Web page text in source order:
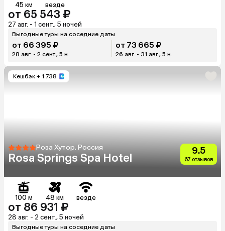
45 км везде
от 65 543 ₽
27 авг. - 1 сент., 5 ночей
Выгодные туры на соседние даты
от 66 395 ₽
28 авг. - 2 сент., 5 н.
от 73 665 ₽
26 авг. - 31 авг., 5 н.
Кешбэк + 1 738
Роза Хутор, Россия
Rosa Springs Spa Hotel
9.5
67 отзывов
100 м 48 км везде
от 86 931 ₽
28 авг. - 2 сент., 5 ночей
Выгодные туры на соседние даты